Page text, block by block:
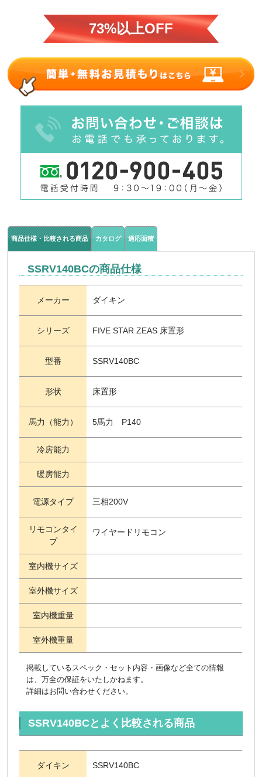
73%以上OFF
商品仕様・比較される商品 カタログ 適応面積
SSRV140BCの商品仕様
メーカー ダイキン
シリーズ FIVE STAR ZEAS 床置形
型番 SSRV140BC
形状 床置形
馬力（能力） 5馬力 P140
冷房能力
暖房能力
電源タイプ 三相200V
リモコンタイ
プ
ワイヤードリモコン
室内機サイズ
室外機サイズ
室内機重量
室外機重量
掲載しているスペック・セット内容・画像など全ての情報
は、万全の保証をいたしかねます。
詳細はお問い合わせください。
SSRV140BCとよく比較される商品
ダイキン SSRV140BC